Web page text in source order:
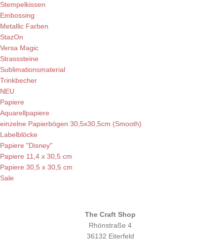
Stempelkissen
Embossing
Metallic Farben
StazOn
Versa Magic
Strasssteine
Sublimationsmaterial
Trinkbecher
NEU
Papiere
Aquarellpapiere
einzelne Papierbögen 30,5x30,5cm (Smooth)
Labelblöcke
Papiere "Disney"
Papiere 11,4 x 30,5 cm
Papiere 30,5 x 30,5 cm
Sale
The Craft Shop
Rhönstraße 4
36132 Eiterfeld